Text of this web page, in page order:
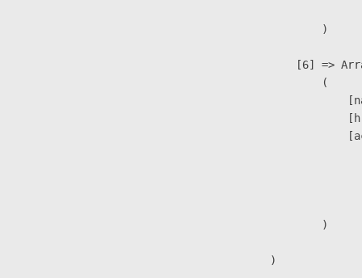
                        )
[6] =>
                        (
                        )
                )